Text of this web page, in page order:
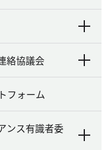
絡協議会
フォーム
ンス有識者委